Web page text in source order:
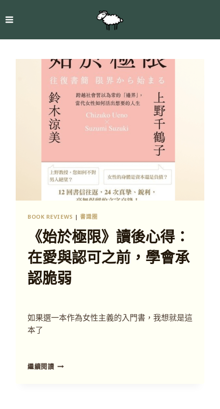
BOOK REVIEWS |書識圈
《始於極限》讀後心得：
在愛與認可之前，學會承
認脆弱
如果選一本作為女性主義的入門書，我想就是這
本了
繼續閱讀